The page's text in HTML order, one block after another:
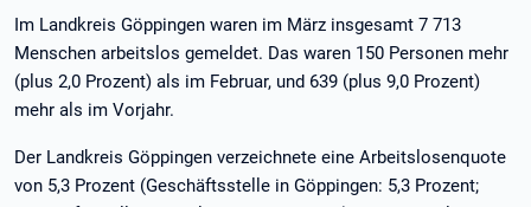
Im Landkreis Göppingen waren im März insgesamt 7 713
Menschen arbeitslos gemeldet. Das waren 150 Personen mehr
(plus 2,0 Prozent) als im Februar, und 639 (plus 9,0 Prozent)
mehr als im Vorjahr.
Der Landkreis Göppingen verzeichnete eine Arbeitslosenquote
von 5,3 Prozent (Geschäftsstelle in Göppingen: 5,3 Prozent;